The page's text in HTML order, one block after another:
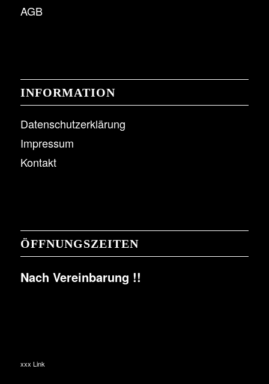
AGB
INFORMATION
Datenschutzerklärung
Impressum
Kontakt
ÖFFNUNGSZEITEN
Nach Vereinbarung !!
xxx Link